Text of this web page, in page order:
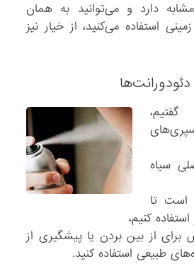
دارد و می‌توانید به همان
استفاده می‌کنید، از خیار نیز
سیاه
است تا
کنیم،
برای از بین بردن یا پیشگیری از
طبیعی استفاده کنید.